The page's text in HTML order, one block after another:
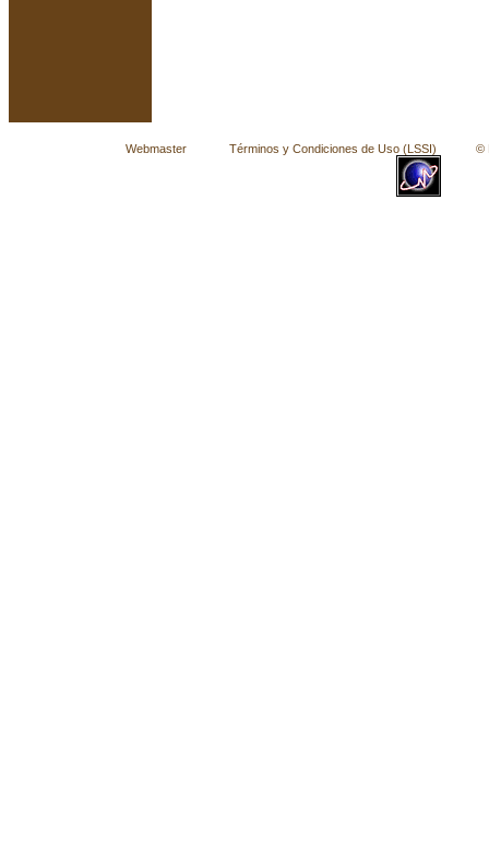
Webmaster Términos y Condiciones de Uso (LSSI) © La